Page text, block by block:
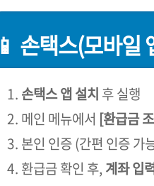
📱 손택스(모바일
손택스 앱 설치 후 실행
메인 메뉴에서 [환급금
본인 인증 (간편 인증 가
환급금 확인 후, 계좌 입